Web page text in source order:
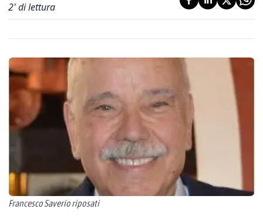
2' di lettura
Francesco Saverio riposati